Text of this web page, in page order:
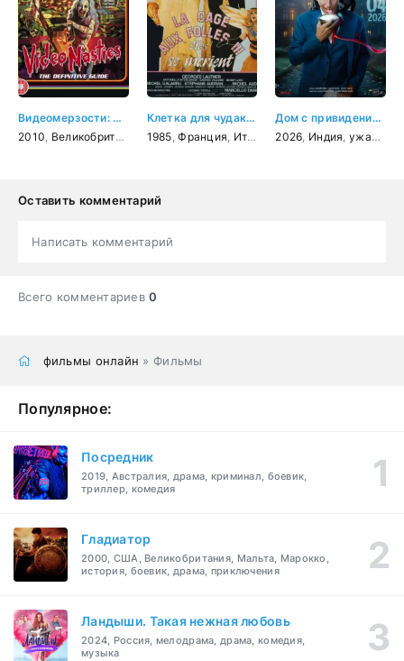
Видеомерзости: Моральная паника, цензура и видеозапись
2010 Великобритания ,документальный
Клетка для чудаков 3
1985 ,Франция Италия ,мелодрама комедия
Дом с привидениями
2026 Индия ужасы
Оставить комментарий
Написать комментарий
Всего комментариев0
фильмы онлайн » Фильмы
Популярное:
Посредник
2019, Австралия, драма, криминал, боевик,
триллер, комедия
Гладиатор
2000, США, Великобритания, Мальта, Марокко,
история, боевик, драма, приключения
Ландыши. Такая нежная любовь
2024, Россия, мелодрама, драма, комедия,
музыка